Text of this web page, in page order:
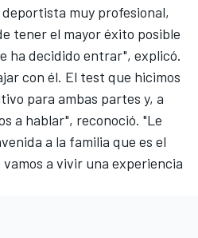
muy profesional,
tener el mayor éxito posible
ha decidido entrar", explicó.
con él. El test que hicimos
para ambas partes y, a
a hablar", reconoció. "Le
a la familia que es el
a vivir una experiencia